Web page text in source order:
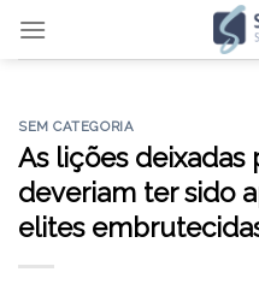
SEM CATEGORIA
As lições deixadas
deveriam ter sido
elites